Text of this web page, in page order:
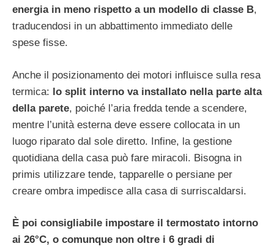
energia in meno rispetto a un modello di classe B,
traducendosi in un abbattimento immediato delle
spese fisse.
Anche il posizionamento dei motori influisce sulla resa
termica: lo split interno va installato nella parte alta
della parete, poiché l’aria fredda tende a scendere,
mentre l’unità esterna deve essere collocata in un
luogo riparato dal sole diretto. Infine, la gestione
quotidiana della casa può fare miracoli. Bisogna in
primis utilizzare tende, tapparelle o persiane per
creare ombra impedisce alla casa di surriscaldarsi.
È poi consigliabile impostare il termostato intorno
ai 26°C, o comunque non oltre i 6 gradi di